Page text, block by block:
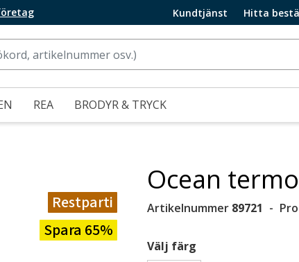
Kundtjänst Hitta
REA BRODYR & TRYCK
Restparti
Spara 65%
Ocean
Artikelnummer 89721
Välj färg